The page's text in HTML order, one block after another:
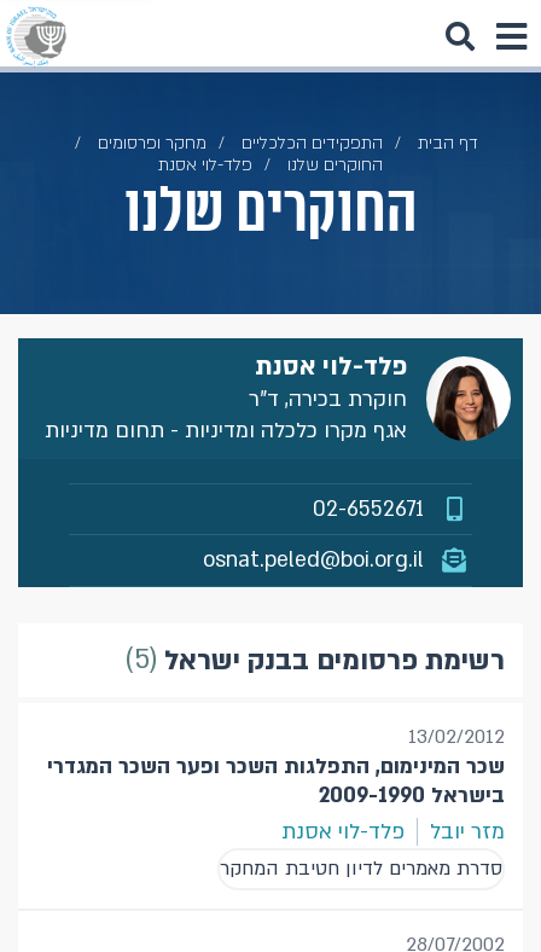
דף הבית התפקידים הכלכליים
מחקר ופרסומים
החוקרים שלנו
פלד-לוי אסנת
החוקרים שלנו
פלד-לוי אסנת
חוקרת בכירה, ד"ר
אגף מקרו כלכלה ומדיניות - תחום מדיניות
02-6552671
osnat.peled@boi.org.il
רשימת פרסומים בבנק ישראל 5
13/02/2012
שכר המינימום, התפלגות השכר ופער השכר המגדרי
בישראל 2009-1990
מזר יובל
פלד-לוי אסנת
סדרת מאמרים לדיון חטיבת המחקר
28/07/2002